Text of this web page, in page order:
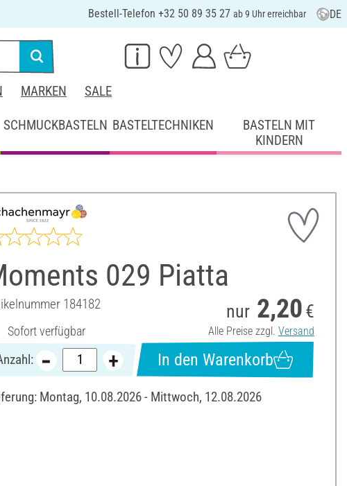
Bestell-Telefon +32 50 89 35 27 ab 9 Uhr erreichbar DE
MARKEN SALE
SCHMUCKBASTELN BASTELTECHNIKEN
BASTELN MIT
KINDERN
029 Piatta
184182
Sofort verfügbar
nur 2,20 €
Alle Preise zzgl. Versand
In den Warenkorb
Montag, 10.08.2026 - Mittwoch, 12.08.2026